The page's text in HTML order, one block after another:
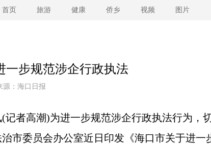
首页 旅游 健康 侨乡 视频 图片
一步规范涉企行政执法
： 海口日报
者高潮)为进一步规范涉企行政执法行为，
市委员会办公室近日印发《海口市关于进一